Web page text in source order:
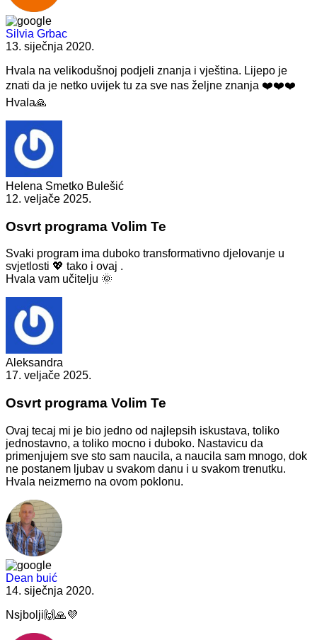
Silvia Grbac
13. siječnja 2020.
Hvala na velikodušnoj podjeli znanja i vještina. Lijepo je
znati da je netko uvijek tu za sve nas željne znanja ❤️❤️❤️
Hvala🙏
Helena Smetko Bulešić
12. veljače 2025.
Osvrt programa Volim Te
Svaki program ima duboko transformativno djelovanje u
svjetlosti 💖 tako i ovaj .
Hvala vam učitelju 🌞
Aleksandra
17. veljače 2025.
Osvrt programa Volim Te
Ovaj tecaj mi je bio jedno od najlepsih iskustava, toliko
jednostavno, a toliko mocno i duboko. Nastavicu da
primenjujem sve sto sam naucila, a naucila sam mnogo, dok
ne postanem ljubav u svakom danu i u svakom trenutku.
Hvala neizmerno na ovom poklonu.
Dean buić
14. siječnja 2020.
Nsjbolji🙌🙏💜